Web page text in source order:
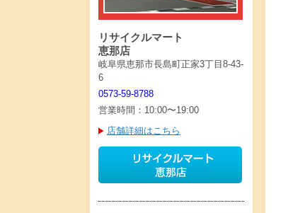
リサイクルマート
恵那店
岐阜県恵那市長島町正家3丁目8-43-
6
0573-59-8788
営業時間：10:00〜19:00
店舗詳細はこちら